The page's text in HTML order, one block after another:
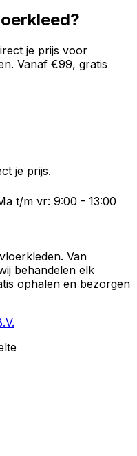
je prijs voor
. Vanaf €99, gratis
je prijs.
t/m vr: 9:00 - 13:00
Van
behandelen elk
ophalen en bezorgen